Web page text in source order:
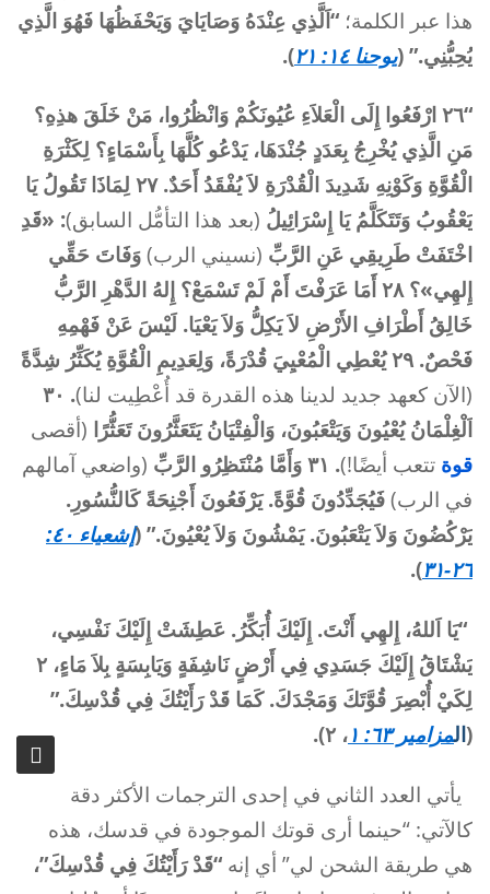
هذا عبر الكلمة؛ “اَلَّذِي عِنْدَهُ وَصَايَايَ وَيَحْفَظُهَا فَهُوَ الَّذِي
يُحِبُّنِي.” (يوحنا ١٤: ٢١ ).
“٢٦ ارْفَعُوا إِلَى الْعَلاَءِ عُيُونَكُمْ وَانْظُرُوا، مَنْ خَلَقَ هذِهِ؟
مَنِ الَّذِي يُخْرِجُ بِعَدَدٍ جُنْدَهَا، يَدْعُو كُلَّهَا بِأَسْمَاءٍ؟ لِكَثْرَةِ
الْقُوَّةِ وَكَوْنِهِ شَدِيدَ الْقُدْرَةِ لاَ يُفْقَدُ أَحَدٌ. ٢٧ لِمَاذَا تَقُولُ يَا
يَعْقُوبُ وَتَتَكَلَّمُ يَا إِسْرَائِيلُ (بعد هذا التأمُّل السابق): «قَدِ
اخْتَفَتْ طَرِيقِي عَنِ الرَّبِّ (نسيني الرب) وَفَاتَ حَقِّي
إِلهِي»؟ ٢٨ أَمَا عَرَفْتَ أَمْ لَمْ تَسْمَعْ؟ إِلهُ الدَّهْرِ الرَّبُّ
خَالِقُ أَطْرَافِ الأَرْضِ لاَ يَكِلُّ وَلاَ يَعْيَا. لَيْسَ عَنْ فَهْمِهِ
فَحْصٌ. ٢٩ يُعْطِي الْمُعْيِيَ قُدْرَةً، وَلِعَدِيمِ الْقُوَّةِ يُكَثِّرُ شِدَّةً
(الآن كعهد جديد لدينا هذه القدرة قد أُعْطِيت لنا) . ٣٠
اَلْغِلْمَانُ يُعْيُونَ وَيَتْعَبُونَ، وَالْفِتْيَانُ يَتَعَثَّرُونَ تَعَثُّرًا (أقصى
قوة تتعب أيضًا!). ٣١ وَأَمَّا مُنْتَظِرُو الرَّبِّ
(واضعي آمالهم
في الرب) فَيُجَدِّدُونَ قُوَّةً. يَرْفَعُونَ أَجْنِحَةً كَالنُّسُورِ.
يَرْكُضُونَ وَلاَ يَتْعَبُونَ. يَمْشُونَ وَلاَ يُعْيُونَ.” (
إشعياء ٤٠:
٢٦-٣١
).
“يَا اَللهُ، إِلهِي أَنْتَ. إِلَيْكَ أُبَكِّرُ. عَطِشَتْ إِلَيْكَ نَفْسِي،
يَشْتَاقُ إِلَيْكَ جَسَدِي فِي أَرْضٍ نَاشِفَةٍ وَيَابِسَةٍ بِلاَ مَاءٍ، ٢
لِكَيْ أُبْصِرَ قُوَّتَكَ وَمَجْدَكَ. كَمَا قَدْ رَأَيْتُكَ فِي قُدْسِكَ.”
(المزامير ٦٣: ١ ، ٢).
يأتي العدد الثاني في إحدى الترجمات الأكثر دقة
كالآتي: “حينما أرى قوتك الموجودة في قدسك، هذه
هي طريقة الشحن لي” أي إنه “قَدْ رَأَيْتُكَ فِي قُدْسِكَ”،